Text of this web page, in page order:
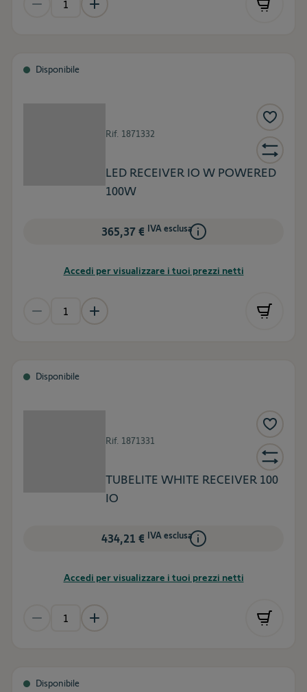
Disponibile
Rif. 1871332
LED RECEIVER IO W POWERED
100W
365,37 € IVA esclusa
Accedi per visualizzare i tuoi prezzi netti
Disponibile
Rif. 1871331
TUBELITE WHITE RECEIVER 100
IO
434,21 € IVA esclusa
Accedi per visualizzare i tuoi prezzi netti
Disponibile